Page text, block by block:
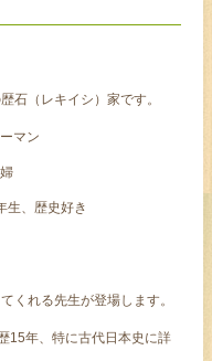
石（レキイシ）家です。
マン
、歴史好き
くれる先生が登場します。
年、特に古代日本史に詳